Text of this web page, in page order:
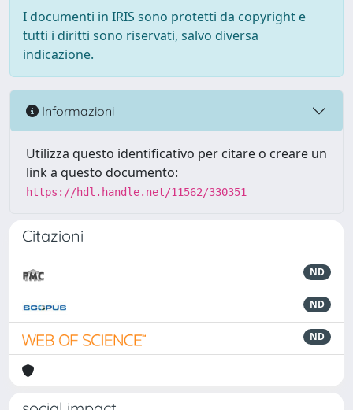
I documenti in IRIS sono protetti da copyright e
tutti i diritti sono riservati, salvo diversa
indicazione.
Informazioni
Utilizza questo identificativo per citare o creare un
link a questo documento:
https://hdl.handle.net/11562/330351
Citazioni
ND
ND
ND